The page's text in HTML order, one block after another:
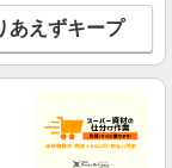
あえずキープ